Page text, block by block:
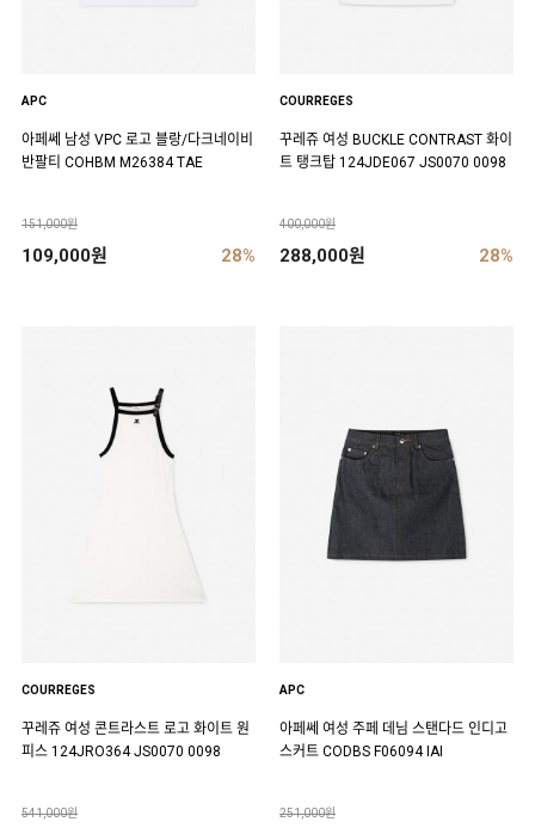
APC
아페쎄 남성 VPC 로고 블랑/다크네이비
반팔티 COHBM M26384 TAE
151,000원
109,000원 28%
COURREGES
꾸레쥬 여성 BUCKLE CONTRAST 화이
트 탱크탑 124JDE067 JS0070 0098
400,000원
288,000원 28%
COURREGES
꾸레쥬 여성 콘트라스트 로고 화이트 원
피스 124JRO364 JS0070 0098
541,000원
APC
아페쎄 여성 주페 데님 스탠다드 인디고
스커트 CODBS F06094 IAI
251,000원